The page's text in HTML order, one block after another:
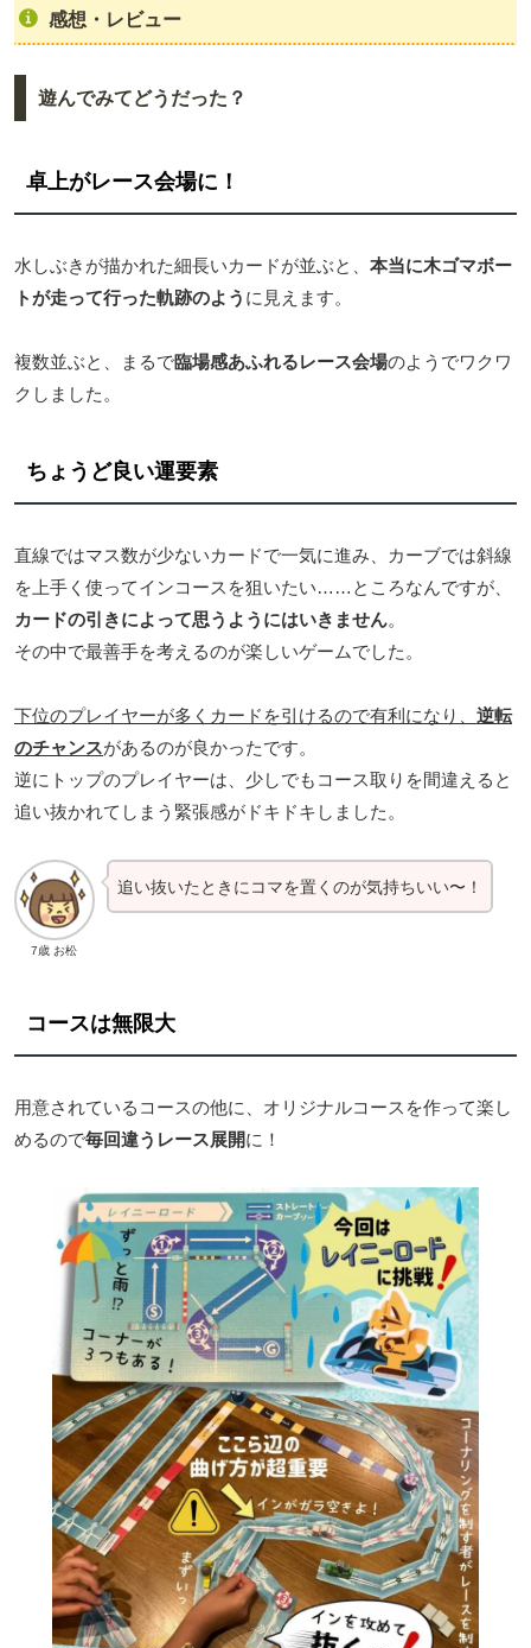
感想・レビュー
遊んでみてどうだった？
卓上がレース会場に！
水しぶきが描かれた細長いカードが並ぶと、 本当に木ゴマボー
トが走って行った軌跡のよう に見えます。
複数並ぶと、まるで臨場感あふれるレース会場のようでワクワ
クしました。
ちょうど良い運要素
直線ではマス数が少ないカードで一気に進み、カーブでは斜線
を上手く使ってインコースを狙いたい……ところなんですが、
カードの引きによって思うようにはいきません。
その中で最善手を考えるのが楽しいゲームでした。
下位のプレイヤーが多くカードを引けるので有利になり、 逆転
のチャンスがあるのが良かったです。
逆にトップのプレイヤーは、少しでもコース取りを間違えると
追い抜かれてしまう緊張感がドキドキしました。
7歳 お松
追い抜いたときにコマを置くのが気持ちいい〜！
コースは無限大
用意されているコースの他に、オリジナルコースを作って楽し
めるので毎回違うレース展開に！